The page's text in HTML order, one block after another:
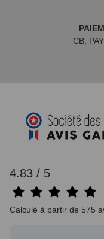
CB,
4.83 / 5
Calculé à partir de 575